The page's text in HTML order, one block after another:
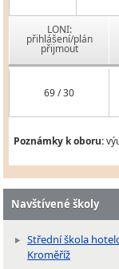
LONI:
přihlášení/plán
přijmout
69 / 30
Poznámky k oboru:
Navštívené školy
Střední škola
Kroměříž